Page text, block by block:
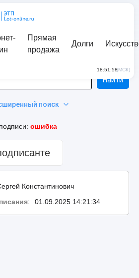
Прямая
продажа
Долги
18:51:58(МСК)
поиск
Найти
ошибка
Константинович
: 01.09.2025 14:21:34